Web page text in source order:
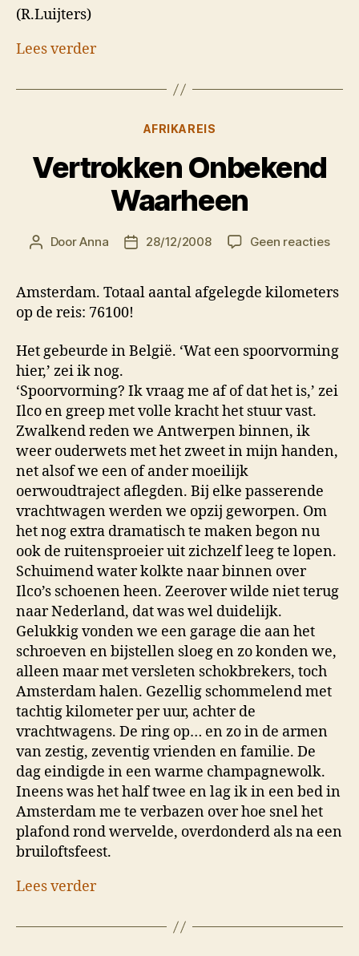
(R.Luijters)
Lees verder
Categorieën
AFRIKAREIS
Vertrokken Onbekend
Waarheen
Berichtauteur
DoorAnna Berichtdatum
28/12/2008 Geen reactiesop
Amsterdam. Totaal aantal afgelegde kilometers
op de reis: 76100!
Het gebeurde in België. ‘Wat een spoorvorming
hier,’ zei ik nog.
‘Spoorvorming? Ik vraag me af of dat het is,’ zei
Ilco en greep met volle kracht het stuur vast.
Zwalkend reden we Antwerpen binnen, ik
weer ouderwets met het zweet in mijn handen,
net alsof we een of ander moeilijk
oerwoudtraject aflegden. Bij elke passerende
vrachtwagen werden we opzij geworpen. Om
het nog extra dramatisch te maken begon nu
ook de ruitensproeier uit zichzelf leeg te lopen.
Schuimend water kolkte naar binnen over
Ilco’s schoenen heen. Zeerover wilde niet terug
naar Nederland, dat was wel duidelijk.
Gelukkig vonden we een garage die aan het
schroeven en bijstellen sloeg en zo konden we,
alleen maar met versleten schokbrekers, toch
Amsterdam halen. Gezellig schommelend met
tachtig kilometer per uur, achter de
vrachtwagens. De ring op… en zo in de armen
van zestig, zeventig vrienden en familie. De
dag eindigde in een warme champagnewolk.
Ineens was het half twee en lag ik in een bed in
Amsterdam me te verbazen over hoe snel het
plafond rond wervelde, overdonderd als na een
bruiloftsfeest.
Lees verder